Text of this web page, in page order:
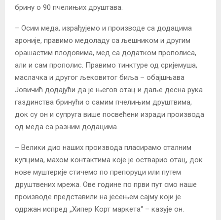
брину о 90 пчелињих друштава.
– Осим меда, израђујемо и производе са додацима
ароније, правимо медоладу са љешником и другим
орашастим плодовима, мед са додатком прополиса,
али и сам прополис. Правимо тинктуре од сријемуша,
маслачка и другог љековитог биља – обајшњава
Јовичић додајући да је његов отац и даље десна рука
газдинства бринући о самим пчелињим друштвима,
док су он и супруга више посвећени изради производа
од меда са разним додацима.
– Велики дио наших производа пласирамо сталним
купцима, махом контактима које је остварио отац, док
нове муштерије стичемо по препоруци или путем
друштвених мрежа. Ове године по први пут смо наше
производе представили на јесењем сајму који је
одржан испред „Хипер Корт маркета“ – казује он.